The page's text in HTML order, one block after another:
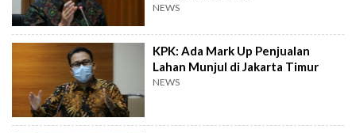
NEWS
KPK: Ada Mark Up Penjualan
Lahan Munjul di Jakarta Timur
NEWS